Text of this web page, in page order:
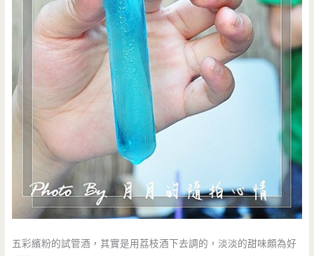
五彩繽粉的試管酒，其實是用荔枝酒下去調的，淡淡的甜味頗為好